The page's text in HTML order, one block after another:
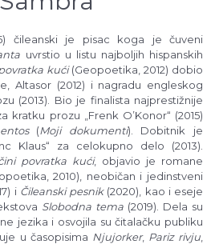
čileanski je pisac koga je čuveni
uvrstio u listu najboljih hispanskih
kući(Geopoetika, 2012) dobio
Altasor (2012) i nagradu engleskog
(2013). Bio je finalista najprestižnije
prozu „Frenk O’Konor“ (2015)
(Moji dokumenti). Dobitnik je
Klaus“ za celokupno delo (2013).
povratka kući, objavio je romane
2010), neobičan i jedinstveni
i Čileanski pesnik (2020), kao i eseje
Slobodna tema (2019). Dela su
jezika i osvojila su čitalačku publiku
u časopisima Njujorker, Pariz rivju